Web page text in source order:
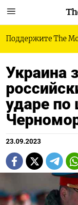
Поддержите The
Украина
ударе по
23.09.2023